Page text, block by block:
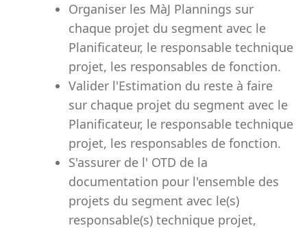
Organiser les MàJ Plannings sur
chaque projet du segment avec le
Planificateur, le responsable technique
projet, les responsables de fonction.
Valider l'Estimation du reste à faire
sur chaque projet du segment avec le
Planificateur, le responsable technique
projet, les responsables de fonction.
S'assurer de l' OTD de la
documentation pour l'ensemble des
projets du segment avec le(s)
responsable(s) technique projet,